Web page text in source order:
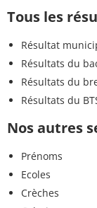
Tous les
Résultat
Résultats du
Résultats du
Résultats du
Nos autres
Prénoms
Ecoles
Crèches